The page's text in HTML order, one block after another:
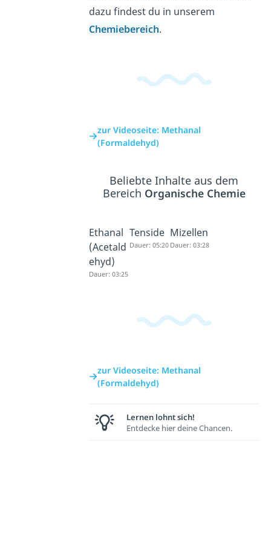
dazu findest du in unserem
Chemiebereich.
zur Videoseite: Methanal
(Formaldehyd)
Beliebte Inhalte aus dem
Bereich Organische Chemie
Ethanal
(Acetald
ehyd)
Dauer: 03:25
Tenside
Dauer: 05:20
Mizellen
Dauer: 03:28
zur Videoseite: Methanal
(Formaldehyd)
Lernen lohnt sich!
Entdecke hier deine Chancen.